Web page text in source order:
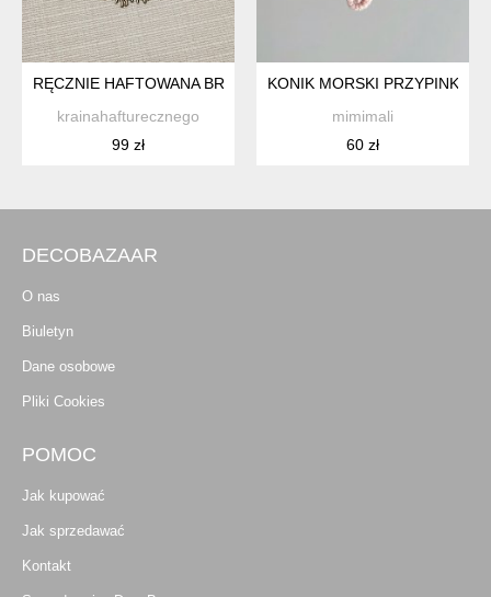
RĘCZNIE HAFTOWANA BROSZKA DLA HENRYKI
krainahafturecznego
99 zł
KONIK MORSKI PRZYPINKA
mimimali
60 zł
DECOBAZAAR
O nas
Biuletyn
Dane osobowe
Pliki Cookies
POMOC
Jak kupować
Jak sprzedawać
Kontakt